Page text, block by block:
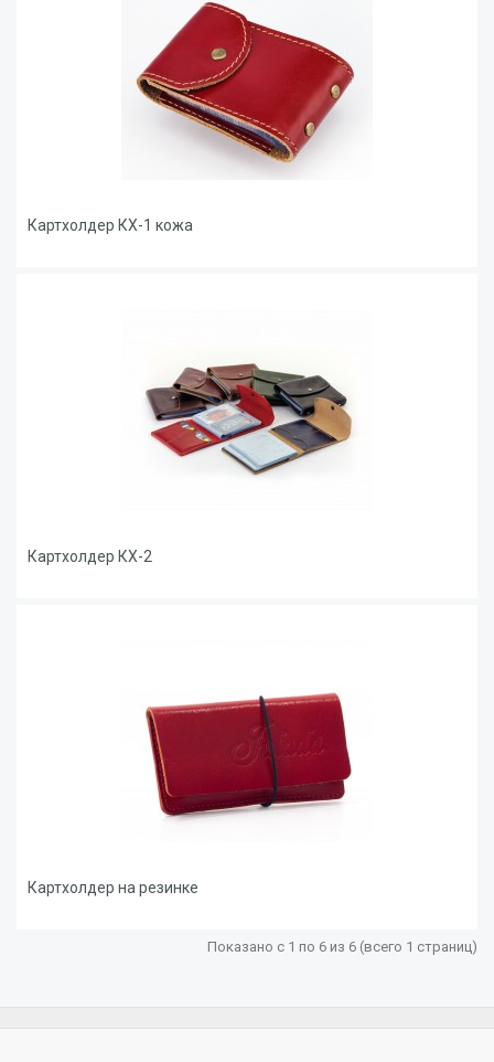
Картхолдер КХ-1 кожа
Картхолдер КХ-2
Картхолдер на резинке
Показано с 1 по 6 из 6 (всего 1 страниц)